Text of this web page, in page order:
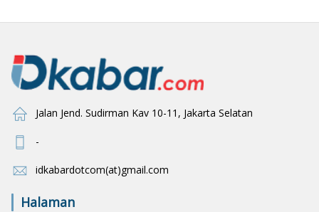
Jalan Jend. Sudirman Kav 10-11, Jakarta Selatan
-
idkabardotcom(at)gmail.com
Halaman